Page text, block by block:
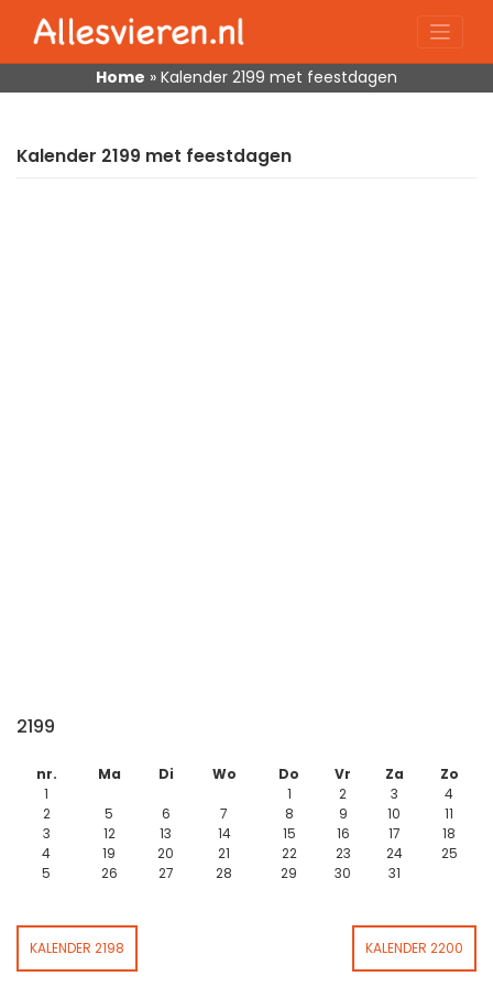
content
Home » Kalender 2199 met feestdagen
Kalender 2199 met feestdagen
2199
nr. Ma Di Wo Do Vr Za
Zo
1
1 2 3
4
2
5 6 7 8 9 10
11
3
12 13 14 15 16 17
18
4
19 20 21 22 23 24
25
5
26 27 28 29 30 31
KALENDER 2198 KALENDER 2200